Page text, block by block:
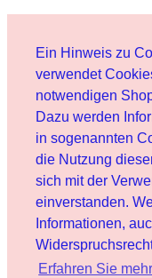
Ein Hinweis zu
verwendet
notwendigen
Dazu werden
in sogenannten
die Nutzung
sich mit der
einverstanden.
Informationen,
Erfahren Sie
Service